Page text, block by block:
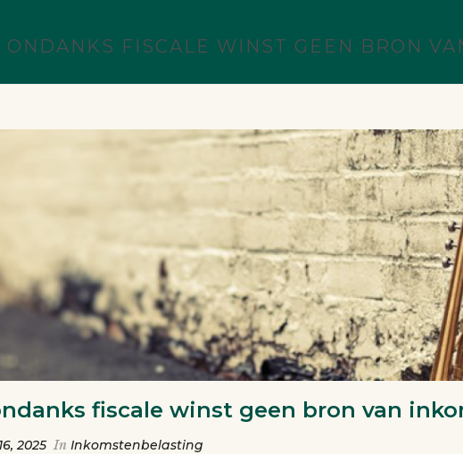
FISCALE WINST GEEN BRON
fiscale winst geen bron van
2025 In Inkomstenbelasting